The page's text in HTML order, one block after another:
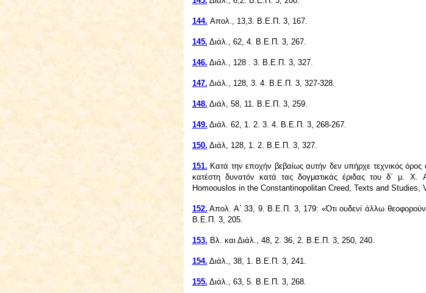
144. Απολ., 13,3. Β.Ε.Π. 3, 167.
145. Διάλ., 62, 4. Β.Ε.Π. 3, 267.
146. Διάλ., 128 . 3. Β.Ε.Π. 3, 327.
147. Διάλ., 128, 3. 4. Β.Ε.Π. 3, 327-328.
148. Διάλ, 58, 11. Β.Ε.Π. 3, 259.
149. Διάλ. 62, 1. 2. 3. 4. Β.Ε.Π. 3, 268-267.
150. Διάλ, 128, 1. 2. Β.Ε.Π. 3, 327.
151. Κατά την εποχήν βεβαίως αυτήν δεν υπήρχε τεχνικός
κατέστη δυνατόν κατά τας δογματικάς έριδας του δ΄ μ. X.
Homoouslos in the Constantinopolitan Creed, Texts and Studies,
152. Απολ. Α΄ 33, 9. Β.Ε.Π. 3, 179: «Ότι ουδενί άλλω
Β.Ε.Π. 3, 205.
153. Βλ. και Διάλ., 48, 2. 36, 2. Β.Ε.Π. 3, 250, 240.
154. Διάλ., 38, 1. Β.Ε.Π. 3, 241.
155. Διάλ., 63, 5. Β.Ε.Π. 3, 268.